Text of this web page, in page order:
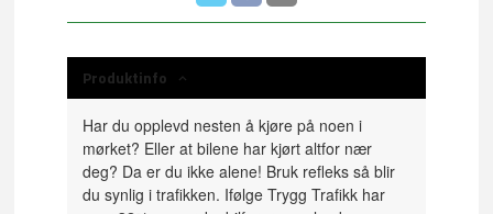
Produktinfo
Har du opplevd nesten å kjøre på noen i
mørket? Eller at bilene har kjørt altfor nær
deg? Da er du ikke alene! Bruk refleks så blir
du synlig i trafikken. Ifølge Trygg Trafikk har